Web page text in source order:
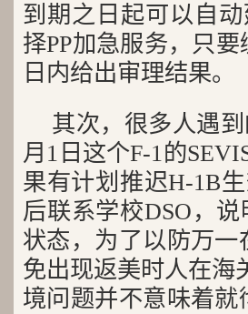
到期之日起可以自
择PP加急服务，只
日内给出审理结果。
其次，很多人遇
月1日这个F-1的
果有计划推迟H-1B
后联系学校DSO，
状态，为了以防万
免出现返美时人在海
境问题并不意味着